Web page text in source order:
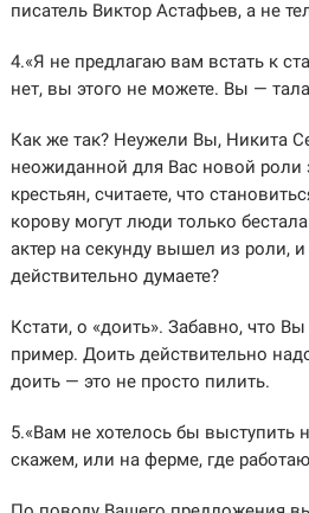
писатель Виктор Астафьев, а не
4.«Я не предлагаю вам встать к
нет, вы этого не можете. Вы —
Как же так? Неужели Вы, Никита
неожиданной для Вас новой роли
крестьян, считаете, что
корову могут люди только
актер на секунду вышел из роли,
действительно думаете?
Кстати, о «доить». Забавно, что
пример. Доить действительно
доить — это не просто пилить.
5.«Вам не хотелось бы выступить
скажем, или на ферме, где